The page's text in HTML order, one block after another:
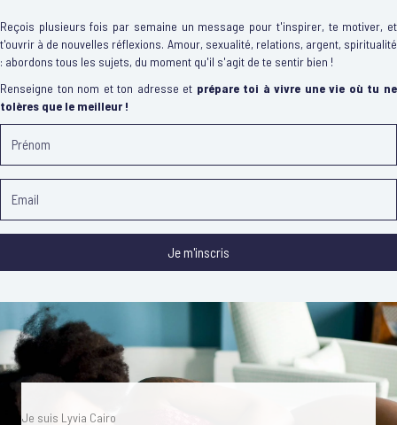
Reçois plusieurs fois par semaine un message pour t'inspirer, te motiver, et
t'ouvrir à de nouvelles réflexions. Amour, sexualité, relations, argent, spiritualité
: abordons tous les sujets, du moment qu'il s'agit de te sentir bien !
Renseigne ton nom et ton adresse et prépare toi à vivre une vie où tu ne
tolères que le meilleur !
Je m'inscris
Je suis Lyvia Cairo